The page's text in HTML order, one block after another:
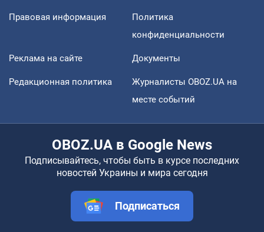
Правовая информация
Политика
конфиденциальности
Реклама на сайте Документы
Редакционная политика
Журналисты OBOZ.UA на
месте событий
OBOZ.UA в Google News
Подписывайтесь, чтобы быть в курсе последних
новостей Украины и мира сегодня
Подписаться